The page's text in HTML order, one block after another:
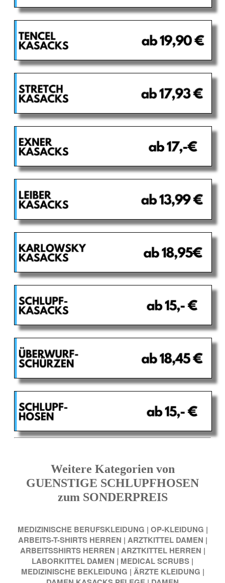
Weitere Kategorien von
GUENSTIGE SCHLUPFHOSEN
zum SONDERPREIS
MEDIZINISCHE BERUFSKLEIDUNG | OP-KLEIDUNG |
ARBEITS-T-SHIRTS HERREN | ARZTKITTEL DAMEN |
ARBEITSSHIRTS HERREN | ARZTKITTEL HERREN |
LABORKITTEL DAMEN | MEDICAL SCRUBS |
MEDIZINISCHE BEKLEIDUNG | ÄRZTE KLEIDUNG |